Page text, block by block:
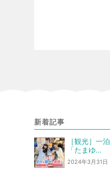
新着記事
［観光］一
「たまゆ…
2024年3月31日